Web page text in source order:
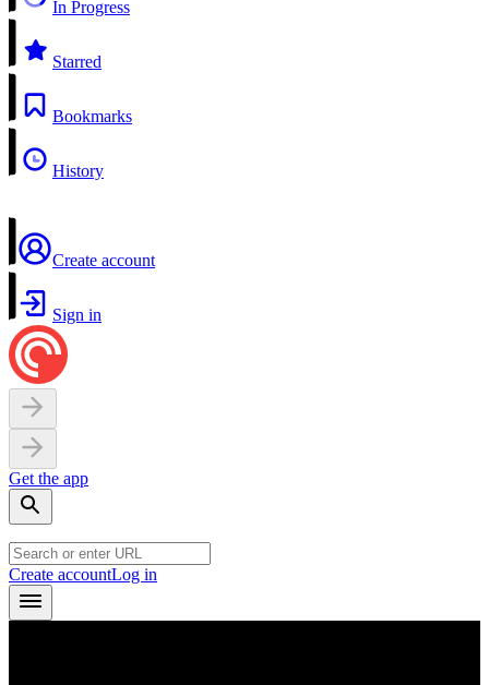
In Progress
Starred
Bookmarks
History
Create account
Sign in
Get the app
Create accountLog in